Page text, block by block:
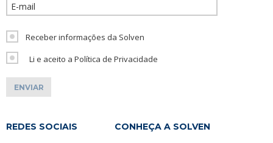
Receber informações da Solven
Li e aceito a Política de Privacidade
REDES SOCIAIS CONHEÇA A SOLVEN